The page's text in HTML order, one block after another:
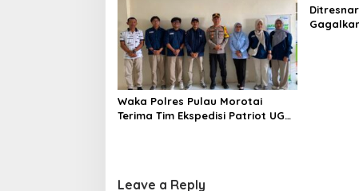
Waka Polres Pulau Morotai
Terima Tim Ekspedisi Patriot UGM,
Leave a Reply